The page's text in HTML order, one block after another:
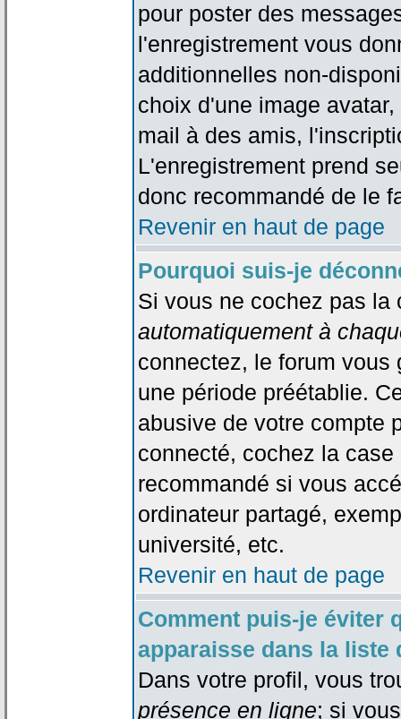
pour poster des
l'enregistrement vous
additionnelles non-
choix d'une image
mail à des amis,
L'enregistrement prend
donc recommandé de le
Revenir en haut de page
Pourquoi suis-je
Si vous ne cochez pas
automatiquement à
connectez, le forum vous
une période préétablie.
abusive de votre compte
connecté, cochez la
recommandé si vous
ordinateur partagé,
université, etc.
Revenir en haut de page
Comment puis-je éviter
apparaisse dans la liste
Dans votre profil, vous
présence en ligne; si